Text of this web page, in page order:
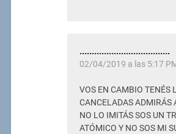
.....................................
02/04/2019 a las 5:17
VOS EN CAMBIO TENÉS
CANCELADAS ADMIRÁS
NO LO IMITÁS SOS UN
ATÓMICO Y NO SOS MI